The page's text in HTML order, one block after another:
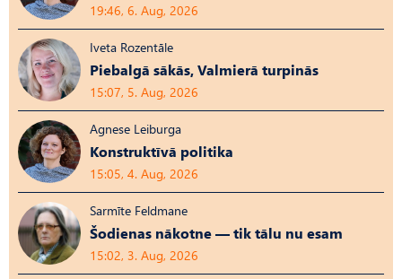
19:46, 6. Aug, 2026
Iveta Rozentāle
Piebalgā sākās, Valmierā turpinās
15:07, 5. Aug, 2026
Agnese Leiburga
Konstruktīvā politika
15:05, 4. Aug, 2026
Sarmīte Feldmane
Šodienas nākotne — tik tālu nu esam
15:02, 3. Aug, 2026